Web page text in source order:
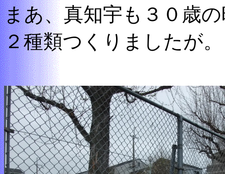
まあ、真知宇も３０歳
２種類つくりましたが。